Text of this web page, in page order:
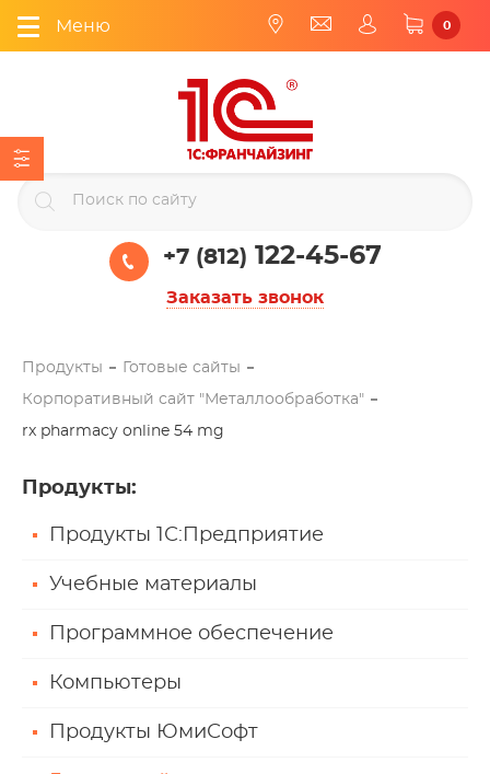
Меню 0
+7 (812) 122-45-67
Заказать звонок
Продукты Готовые сайты
Корпоративный сайт "Металлообработка"
rx pharmacy online 54 mg
Продукты:
Продукты 1С:Предприятие
Учебные материалы
Программное обеспечение
Компьютеры
Продукты ЮмиСофт